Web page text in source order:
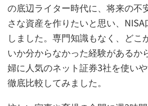
の底辺ライター時代に、将来の不
さな資産を作りたいと思い、
しました。専門知識もなく、どこ
いか分からなかった経験があるか
婦に人気のネット証券3社を使い
徹底比較してみました。